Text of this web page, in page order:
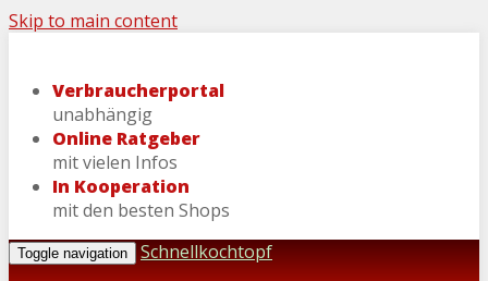
Skip to main content
Verbraucherportal
unabhängig
Online Ratgeber
mit vielen Infos
In Kooperation
mit den besten Shops
Toggle navigation
Schnellkochtopf